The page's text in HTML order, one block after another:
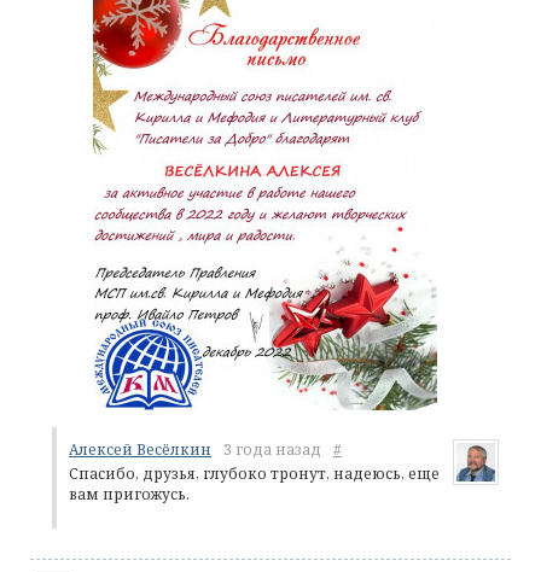
Алексей Весёлкин 3 года назад
#
Спасибо, друзья, глубоко тронут, надеюсь, еще
вам пригожусь.